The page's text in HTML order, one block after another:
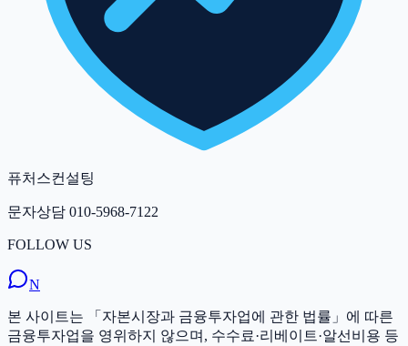
퓨처스컨설팅
문자상담 010-5968-7122
FOLLOW US
N
본 사이트는 「자본시장과 금융투자업에 관한 법률」에 따른
금융투자업을 영위하지 않으며, 수수료·리베이트·알선비용 등